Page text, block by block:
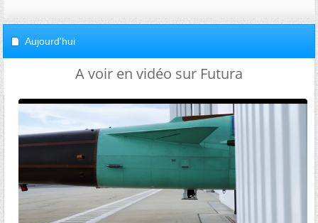
Aujourd'hui
A voir en vidéo sur Futura